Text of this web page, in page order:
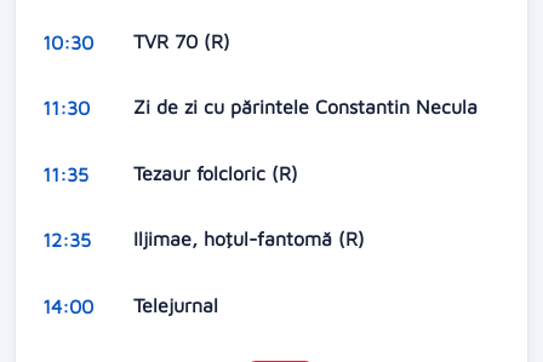
10:30 TVR 70 (R)
11:30 Zi de zi cu părintele Constantin Necula
11:35 Tezaur folcloric (R)
12:35 Iljimae, hoţul-fantomă (R)
14:00 Telejurnal